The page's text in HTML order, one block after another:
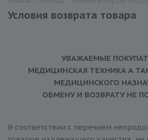
Условия возврата товара
УВАЖАЕМЫЕ
МЕДИЦИНСКАЯ ТЕХНИКА А
МЕДИЦИНСКОГО
ОБМЕНУ И ВОЗВРАТУ НЕ
В соответствии с перечнем